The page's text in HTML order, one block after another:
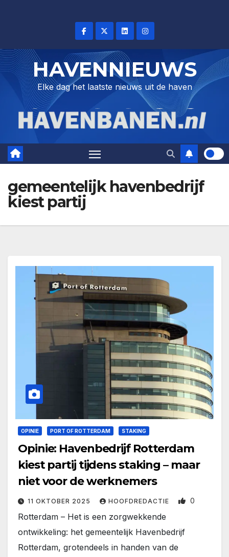
HAVENNIEUWS
Elke dag het laatste nieuws uit de haven
gemeentelijk havenbedrijf
kiest partij
OPINIE PORT OF ROTTERDAM STAKING
Opinie: Havenbedrijf Rotterdam
kiest partij tijdens staking – maar
niet voor de werknemers
11 OKTOBER 2025 HOOFDREDACTIE 0
Rotterdam – Het is een zorgwekkende
ontwikkeling: het gemeentelijk Havenbedrijf
Rotterdam, grotendeels in handen van de